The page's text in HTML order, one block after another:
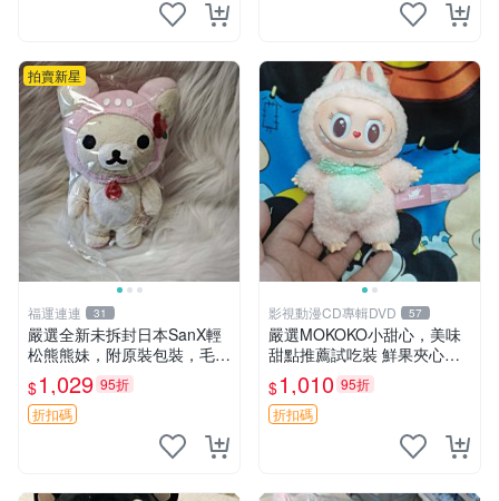
拍賣新星
福運連連 31
嚴選全新未拆封日本SanX輕
松熊熊妹，附原裝包裝，毛絨
質地極佳，細膩可愛，推薦收
藏兼送禮，適合女性好友或家
人，限量釋出。鬆熊、熊玩
$1,029 95折
折扣碼
影視動漫CD專輯DVD 57
嚴選MOKOKO小甜心，美味
甜點推薦試吃裝 鮮果夾心糖
果，甜蜜滋味享不停 薄荷草
莓 奶油心 60粒 mini小甜心糖
果，水果味夾心零食裝 心形
$1,010 95折
折扣碼